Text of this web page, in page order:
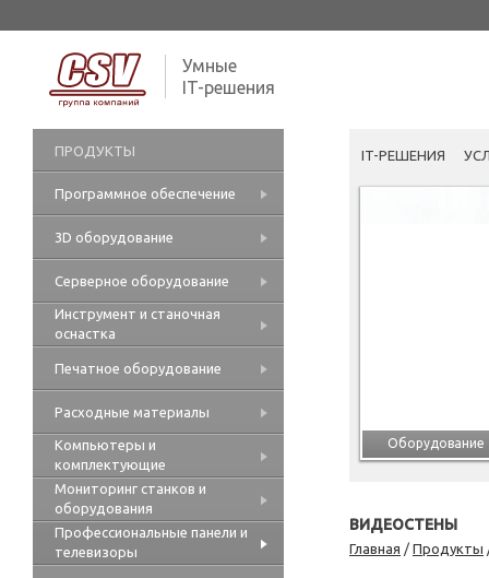
Умные
IT-решения
IT-РЕШЕНИЯ
Оборудование
ВИДЕОСТЕНЫ
Главная / Продукты
ПРОДУКТЫ
Программное обеспечение
3D оборудование
Серверное оборудование
Инструмент и станочная
оснастка
Печатное оборудование
Расходные материалы
Компьютеры и
комплектующие
Мониторинг станков и
оборудования
Профессиональные панели и
телевизоры